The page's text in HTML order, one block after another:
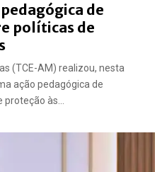
de
políticas de
(TCE-AM) realizou, nesta
ação pedagógica de
às...